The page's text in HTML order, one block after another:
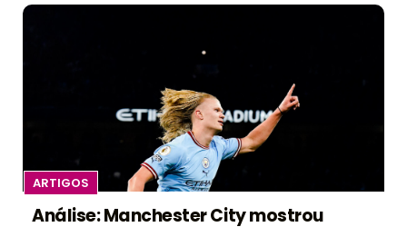
ARTIGOS
Análise: Manchester City mostrou